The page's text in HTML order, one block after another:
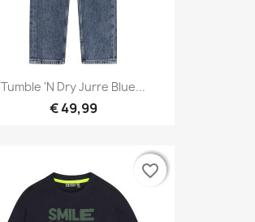
Tumble 'N Dry Jurre Blue...
€ 49,99
favorite_border
favorite_border